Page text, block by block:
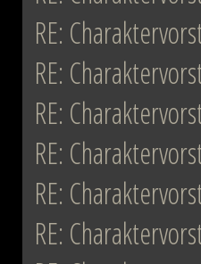
RE:
RE:
RE:
RE:
RE:
RE: